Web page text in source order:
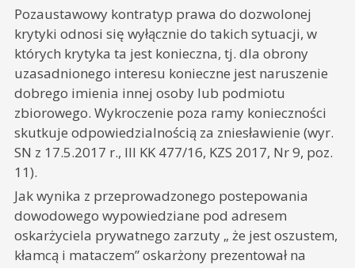
Pozaustawowy kontratyp prawa do dozwolonej
krytyki odnosi się wyłącznie do takich sytuacji, w
których krytyka ta jest konieczna, tj. dla obrony
uzasadnionego interesu konieczne jest naruszenie
dobrego imienia innej osoby lub podmiotu
zbiorowego. Wykroczenie poza ramy konieczności
skutkuje odpowiedzialnością za zniesławienie (wyr.
SN z 17.5.2017 r., III KK 477/16, KZS 2017, Nr 9, poz.
11).
Jak wynika z przeprowadzonego postepowania
dowodowego wypowiedziane pod adresem
oskarżyciela prywatnego zarzuty „ że jest oszustem,
kłamcą i mataczem” oskarżony prezentował na